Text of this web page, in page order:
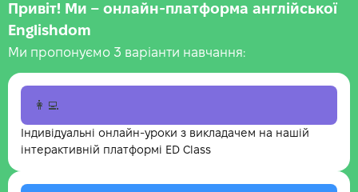
Привіт! Ми – онлайн-платформа англійської
Englishdom
Ми пропонуємо 3 варіанти навчання:
👩‍💻
Індивідуальні онлайн-уроки з викладачем на нашій
інтерактивній платформі ED Class